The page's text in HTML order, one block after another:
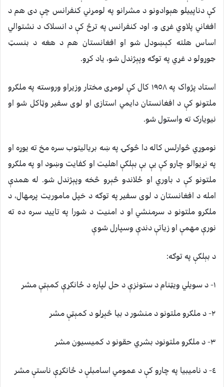
کې دناپييلو هېوادونو د مشرانو په لومړني کنفرانس چې دى هم د
افغاني پلاوي غړى و، اود کنفرانس په ترڅ کې د انسلاک د نشتوالي
اساس هلته کېښودل شو او افغانستان هم د هغه د بنسټ
جوړولو د غړي په توګه وپېژندل شو، ياد کړو.
استاد پژواک په ١٩٥٨ کال کې لومړى مختار وزيراو وروسته په ملګرو
ملتونو کې د افغانستان دايمي استازى او لوى سفير وټاکل شو او
نيويارک ته واستول شو.
نوموړي څوارلس کاله دا څوکۍ په ښه برياليتوب سره مخ ته يوړه او
په نړيوالو چارو کې يې بې بېلګې اهليت او کفايت وښود او په ملګرو
ملتونو کې د باوري او ځلاندو څېرو څخه وپېژندل شو. له همدې
امله د افغانستان د لوى سفير په توګه د خپل ماموريت پرمهال، د
ملګرو ملتونو د سرمنشي او د امنيت د شورا په تاييد سره ده ته
نورې مهمې او زياتې دندې وسپارل شوې
د بېلګې په توګه:
١- د سويلي ويټنام د ستونزې د حل لپاره د ځانګړې کمېټې مشر
٢- د ملګرو ملتونو د منشور د بيا څېړلو د کمېټې مشر
٣- د ملګرو ملتونود بشري حقونو د کميسيون مشر
٤- د ناميبيا په چارو کې د عمومي اسامبلې د ځانګړې ناستې مشر